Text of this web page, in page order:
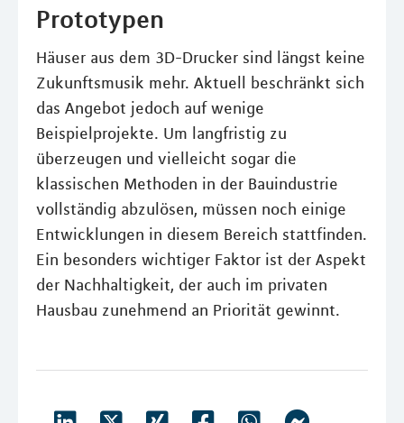
Prototypen
Häuser aus dem 3D-Drucker sind längst keine
Zukunftsmusik mehr. Aktuell beschränkt sich
das Angebot jedoch auf wenige
Beispielprojekte. Um langfristig zu
überzeugen und vielleicht sogar die
klassischen Methoden in der Bauindustrie
vollständig abzulösen, müssen noch einige
Entwicklungen in diesem Bereich stattfinden.
Ein besonders wichtiger Faktor ist der Aspekt
der Nachhaltigkeit, der auch im privaten
Hausbau zunehmend an Priorität gewinnt.